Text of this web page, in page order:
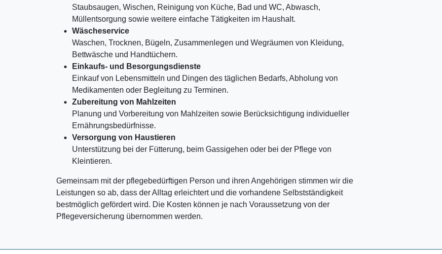
Staubsaugen, Wischen, Reinigung von Küche, Bad und WC, Abwasch,
Müllentsorgung sowie weitere einfache Tätigkeiten im Haushalt.
Wäscheservice
Waschen, Trocknen, Bügeln, Zusammenlegen und Wegräumen von Kleidung,
Bettwäsche und Handtüchern.
Einkaufs- und Besorgungsdienste
Einkauf von Lebensmitteln und Dingen des täglichen Bedarfs, Abholung von
Medikamenten oder Begleitung zu Terminen.
Zubereitung von Mahlzeiten
Planung und Vorbereitung von Mahlzeiten sowie Berücksichtigung individueller
Ernährungsbedürfnisse.
Versorgung von Haustieren
Unterstützung bei der Fütterung, beim Gassigehen oder bei der Pflege von
Kleintieren.
Gemeinsam mit der pflegebedürftigen Person und ihren Angehörigen stimmen wir die
Leistungen so ab, dass der Alltag erleichtert und die vorhandene Selbstständigkeit
bestmöglich gefördert wird. Die Kosten können je nach Voraussetzung von der
Pflegeversicherung übernommen werden.